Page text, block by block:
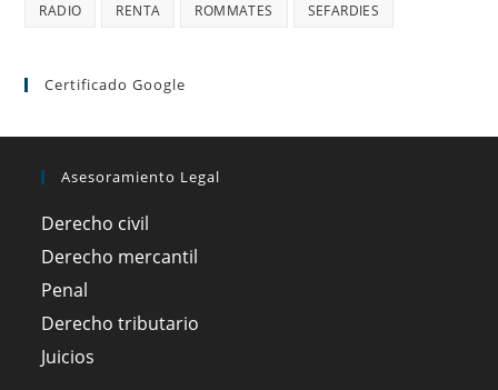
RADIO RENTA ROMMATES SEFARDIES
Certificado Google
Asesoramiento Legal
Derecho civil
Derecho mercantil
Penal
Derecho tributario
Juicios